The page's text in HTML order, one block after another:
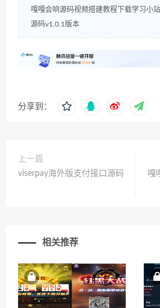
嘎嘎会响源码视频搭建教程下载学习小站
源码v1.0.1版本
分享到：
上一篇
viserpay海外版支付接口源码
嘎
相关推荐